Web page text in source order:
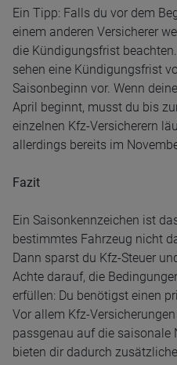
Ein Tipp: Falls du vor dem
einem anderen Versicherer
die Kündigungsfrist
sehen eine Kündigungsfrist
Saisonbeginn vor. Wenn
April beginnt, musst du bis
einzelnen Kfz-Versicherern
allerdings bereits im
Fazit
Ein Saisonkennzeichen ist
bestimmtes Fahrzeug nicht
Dann sparst du Kfz-Steuer
Achte darauf, die
erfüllen: Du benötigst einen
Vor allem Kfz-
passgenau auf die
bieten dir dadurch